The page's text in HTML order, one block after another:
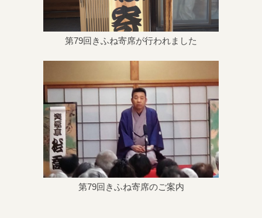
第79回きふね寄席が行われました
第79回きふね寄席のご案内